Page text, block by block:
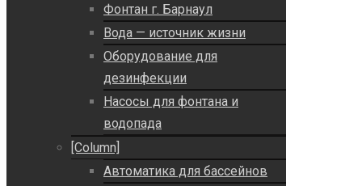
Фонтан г. Барнаул
Вода — источник жизни
Оборудование для
дезинфекции
Насосы для фонтана и
водопада
[Column]
Автоматика для бассейнов